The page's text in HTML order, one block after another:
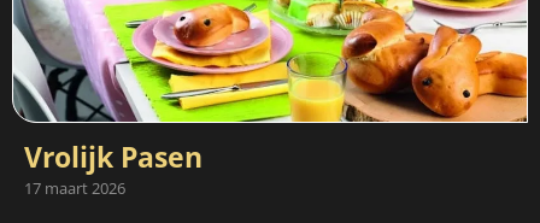
Vrolijk Pasen
17 maart 2026